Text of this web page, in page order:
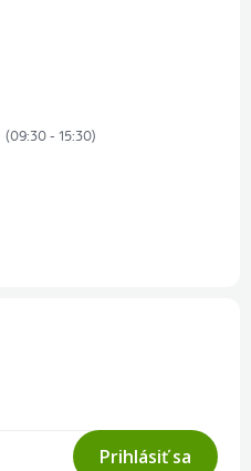
Prihlásiť sa